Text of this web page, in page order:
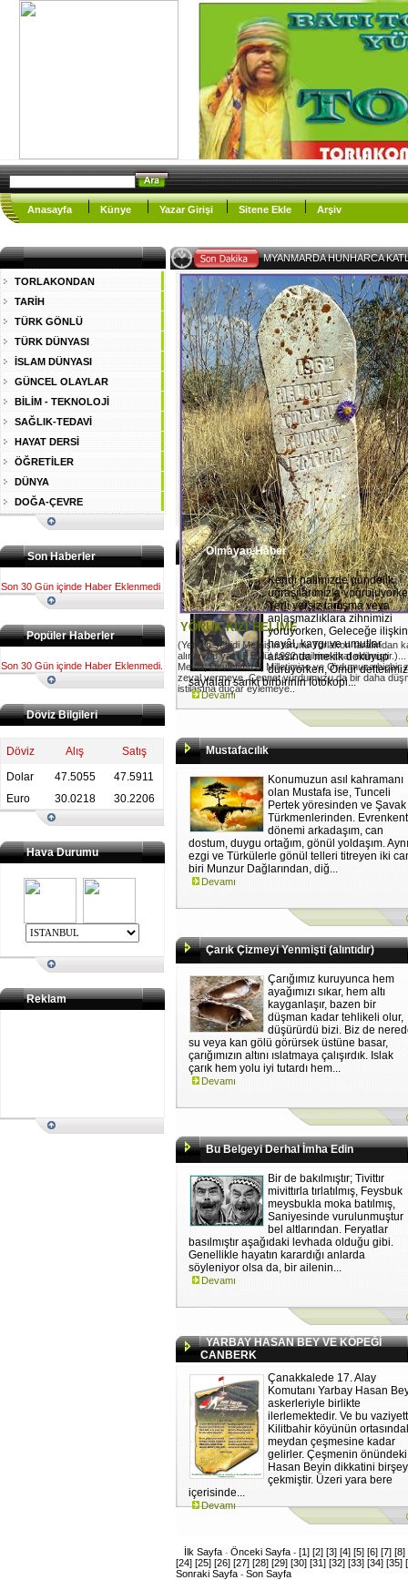
Anasayfa Künye Yazar Girişi Sitene Ekle Arşiv
TORLAKONDAN
TARİH
TÜRK GÖNLÜ
TÜRK DÜNYASI
İSLAM DÜNYASI
GÜNCEL OLAYLAR
BİLİM - TEKNOLOJİ
SAĞLIK-TEDAVİ
HAYAT DERSİ
ÖĞRETİLER
DÜNYA
DOĞA-ÇEVRE
Son Haberler
Son 30 Gün içinde Haber Eklenmedi
Popüler Haberler
Son 30 Gün içinde Haber Eklenmedi.
Döviz Bilgileri
Döviz Alış
Satış
Dolar
47.5055
47.5911
Euro
30.0218 30.2206
Hava Durumu
Reklam
MYANMARDA HUNHARCA
YÖRÜK KIZI HELİME
(Yemen şehidi Memişin torunu Torlakon tarafından
alınan bu yazı 9 Eylül 1922 tarihine ithaf edilmiştir.)...
Mevla, Devletimize, Milletimize ve Ordumuza hiçbir
zeval vermeye. Cennet yurdumuzu da bir daha
istilasına düçar eylemeye..
Olmayan Haber
Kendi halimizde gündelik
uğraşılarımızla
Yerli yersiz tartışma veya
anlaşmazlıklara zihnimizi
yoruyorken, Geleceğe ilişkin
hayâl, kaygı ve umutlar
arasında mekik dokuyup
duruyorken, Ömür
sayfaları sanki birbirinin fotokopi...
Devamı
Mustafacılık
Konumuzun asıl kahramanı
olan Mustafa ise, Tunceli
Pertek yöresinden ve Şavak
Türkmenlerinden. Evrenkent
dönemi arkadaşım, can
dostum, duygu ortağım, gönül yoldaşım.
ezgi ve Türkülerle gönül telleri titreyen iki
biri Munzur Dağlarından, diğ...
Devamı
Çarık Çizmeyi Yenmişti (alıntıdır)
Çarığımız kuruyunca hem
ayağımızı sıkar, hem altı
kayganlaşır, bazen bir
düşman kadar tehlikeli olur,
düşürürdü bizi. Biz de
su veya kan gölü görürsek üstüne basar,
çarığımızın altını ıslatmaya çalışırdık. Islak
çarık hem yolu iyi tutardı hem...
Devamı
Bu Belgeyi Derhal İmha Edin
Bir de bakılmıştır; Tivittır
mivittırla tırlatılmış, Feysbuk
meysbukla moka batılmış,
Saniyesinde vurulunmuştur
bel altlarından. Feryatlar
basılmıştır aşağıdaki levhada olduğu gibi.
Genellikle hayatın karardığı anlarda
söyleniyor olsa da, bir ailenin...
Devamı
YARBAY HASAN BEY VE KÖPEĞİ
CANBERK
Çanakkalede 17. Alay
Komutanı Yarbay Hasan
askerleriyle birlikte
ilerlemektedir. Ve bu
Kilitbahir köyünün
meydan çeşmesine kadar
gelirler. Çeşmenin önündeki
Hasan Beyin dikkatini birşey
çekmiştir. Üzeri yara bere
içerisinde...
Devamı
İlk Sayfa - Önceki Sayfa - [1] [2] [3] [4] [5] [6] [7] [8]
[24] [25] [26] [27] [28] [29] [30] [31] [32] [33] [34] [35]
Sonraki Sayfa - Son Sayfa